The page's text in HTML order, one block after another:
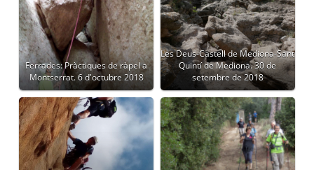
Ferrades: Pràctiques de ràpel a
Montserrat. 6 d'octubre 2018
Les Deus-Castell de Mediona-Sant
Quintí de Mediona. 30 de
setembre de 2018